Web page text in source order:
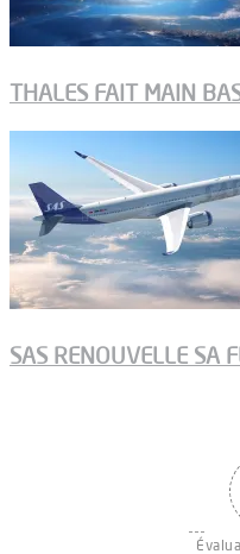
THALES FAIT MAIN
SAS RENOUVELLE SA